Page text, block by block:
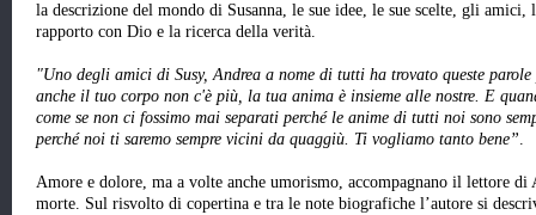
la descrizione del mondo di Susanna, le sue idee, le sue scelte, gli
rapporto con Dio e la ricerca della verità.
"Uno degli amici di Susy, Andrea a nome di tutti ha trovato queste parole
anche il tuo corpo non c'è più, la tua anima è insieme alle nostre. E
come se non ci fossimo mai separati perché le anime di tutti noi sono
perché noi ti saremo sempre vicini da quaggiù. Ti vogliamo tanto bene”.
Amore e dolore, ma a volte anche umorismo, accompagnano il lettore
morte. Sul risvolto di copertina e tra le note biografiche l’autore si